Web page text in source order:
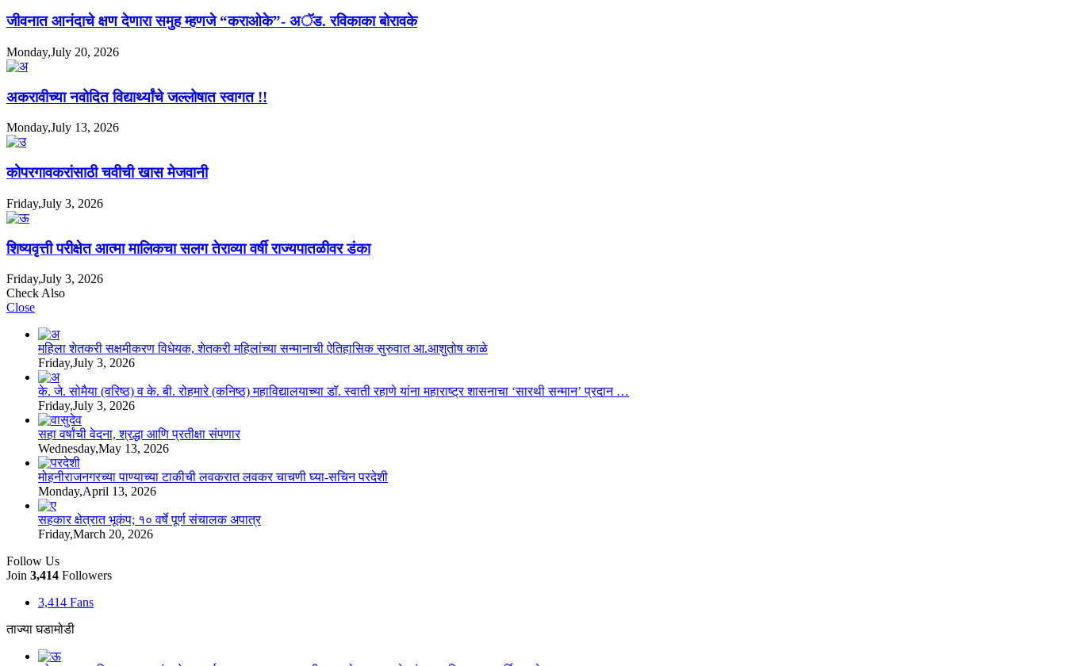
जीवनात आनंदाचे क्षण देणारा समुह म्हणजे “कराओके”- अॅड. रविकाका बोरावके
Monday,July 20, 2026
अकरावीच्या नवोदित विद्यार्थ्यांचे जल्लोषात स्वागत !!
Monday,July 13, 2026
कोपरगावकरांसाठी चवीची खास मेजवानी
Friday,July 3, 2026
शिष्यवृत्ती परीक्षेत आत्मा मालिकचा सलग तेराव्या वर्षी राज्यपातळीवर डंका
Friday,July 3, 2026
Check Also
Close
महिला शेतकरी सक्षमीकरण विधेयक, शेतकरी महिलांच्या सन्मानाची ऐतिहासिक सुरुवात आ.आशुतोष काळे
Friday,July 3, 2026
के. जे. सोमैया (वरिष्ठ) व के. बी. रोहमारे (कनिष्ठ) महाविद्यालयाच्या डॉ. स्वाती रहाणे यांना महाराष्ट्र शासनाचा ‘सारथी सन्मान’ प्रदान …
Friday,July 3, 2026
सहा वर्षांची वेदना, श्रद्धा आणि प्रतीक्षा संपणार
Wednesday,May 13, 2026
मोहनीराजनगरच्या पाण्याच्या टाकीची लवकरात लवकर चाचणी घ्या-सचिन परदेशी
Monday,April 13, 2026
सहकार क्षेत्रात भूकंप; १० वर्षे पूर्ण संचालक अपात्र
Friday,March 20, 2026
Follow Us
Join 3,414 Followers
3,414 Fans
ताज्या घडामोडी